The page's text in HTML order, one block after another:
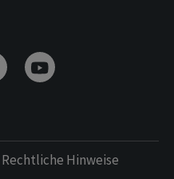
Rechtliche Hinweise